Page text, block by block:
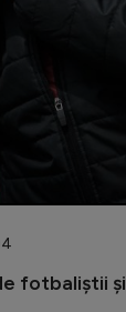
fotbaliștii